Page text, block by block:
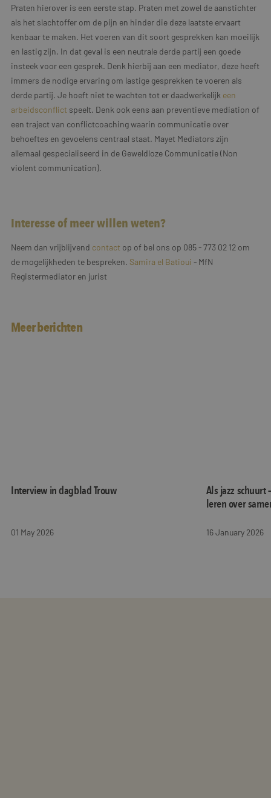
Praten hierover is een eerste stap. Praten met zowel de aanstichter
als het slachtoffer om de pijn en hinder die deze laatste ervaart
kenbaar te maken. Het voeren van dit soort gesprekken kan moeilijk
en lastig zijn. In dat geval is een neutrale derde partij een goede
insteek voor een gesprek. Denk hierbij aan een mediator, deze heeft
immers de nodige ervaring om lastige gesprekken te voeren als
derde partij. Je hoeft niet te wachten tot er daadwerkelijk een
arbeidsconflict speelt. Denk ook eens aan preventieve mediation of
een traject van conflictcoaching waarin communicatie over
behoeftes en gevoelens centraal staat. Mayet Mediators zijn
allemaal gespecialiseerd in de Geweldloze Communicatie (Non
violent communication).
Interesse of meer willen weten?
Neem dan vrijblijvend contact op of bel ons op 085 - 773 02 12 om
de mogelijkheden te bespreken. Samira el Batioui - MfN
Registermediator en jurist
Meer berichten
Interview in dagblad Trouw
01 May 2026
Als jazz schuurt
leren over
16 January 2026